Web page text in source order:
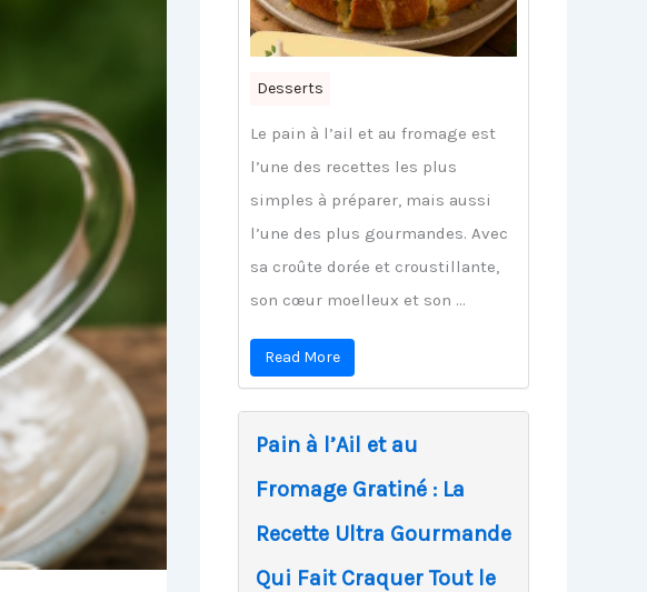
Desserts
Le pain à l’ail et au fromage est
l’une des recettes les plus
simples à préparer, mais aussi
l’une des plus gourmandes. Avec
sa croûte dorée et croustillante,
son cœur moelleux et son ...
Read More
Pain à l’Ail et au
Fromage Gratiné : La
Recette Ultra Gourmande
Qui Fait Craquer Tout le